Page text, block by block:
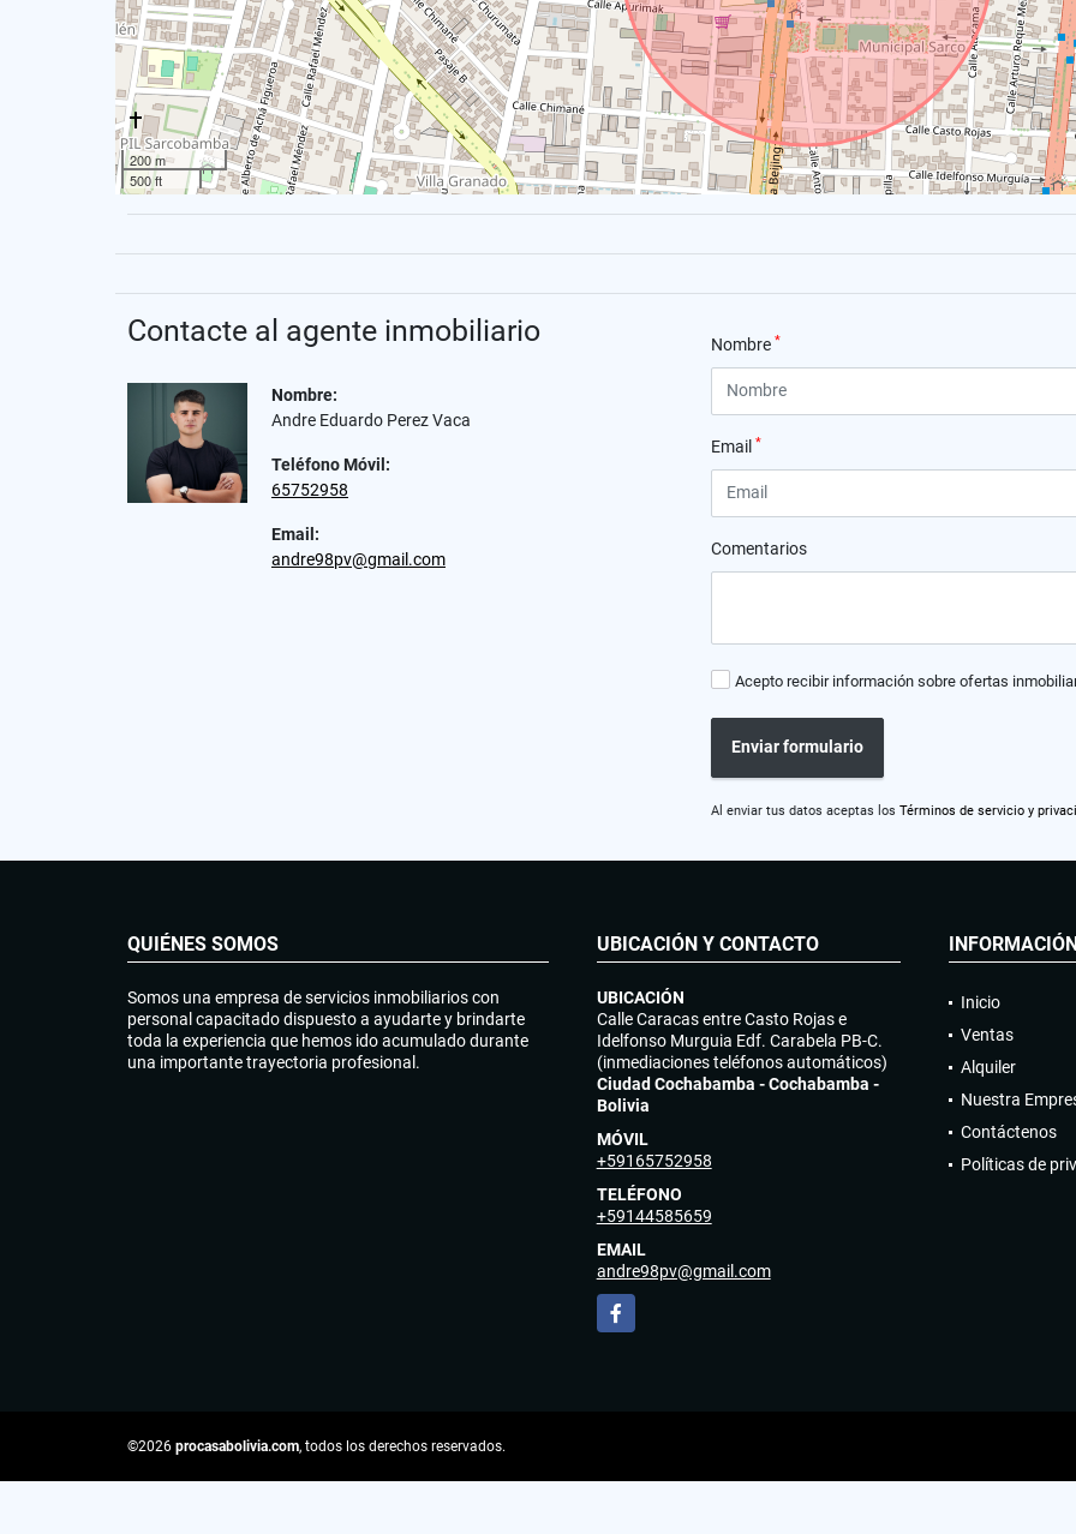
200 m
500 ft
Contacte al agente inmobiliario
Nombre:
Andre Eduardo Perez Vaca
Teléfono Móvil:
65752958
Email:
andre98pv@gmail.com
Nombre *
Email *
Comentarios
Acepto recibir información sobre ofertas
Enviar formulario
Al enviar tus datos aceptas los Términos de servicio y
QUIÉNES SOMOS
Somos una empresa de servicios inmobiliarios con
personal capacitado dispuesto a ayudarte y brindarte
toda la experiencia que hemos ido acumulado durante
una importante trayectoria profesional.
UBICACIÓN Y CONTACTO
UBICACIÓN
Calle Caracas entre Casto Rojas e
Idelfonso Murguia Edf. Carabela PB-C.
(inmediaciones teléfonos automáticos)
Ciudad Cochabamba - Cochabamba -
Bolivia
MÓVIL
+59165752958
TELÉFONO
+59144585659
EMAIL
andre98pv@gmail.com
Facebook
Inicio
Ventas
Alquiler
Nuestra
Contáctenos
Políticas de
©2026 procasabolivia.com, todos los derechos reservados.